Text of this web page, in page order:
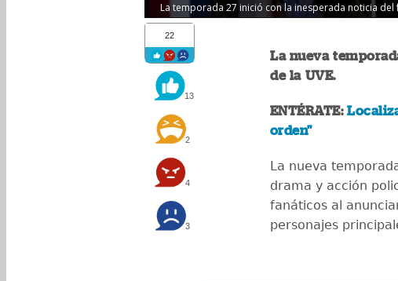
La temporada 27 inició con la inesperada noticia
22
13
2
4
3
La nueva
de la UVE.
ENTÉRATE:
orden"
La nueva
drama y acción
fanáticos al
personajes